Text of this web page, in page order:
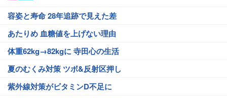
容姿と寿命 28年追跡で見えた差
あたりめ 血糖値を上げない理由
体重62kg→82kgに 寺田心の生活
夏のむくみ対策 ツボ&反射区押し
紫外線対策がビタミンD不足に